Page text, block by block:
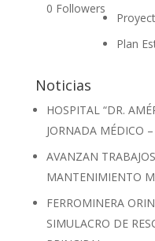
0 Followers
Plan
Noticias
HOSPITAL “DR.
JORNADA MÉDICO
AVANZAN
MANTENIMIENTO
FERROMINERA
SIMULACRO DE